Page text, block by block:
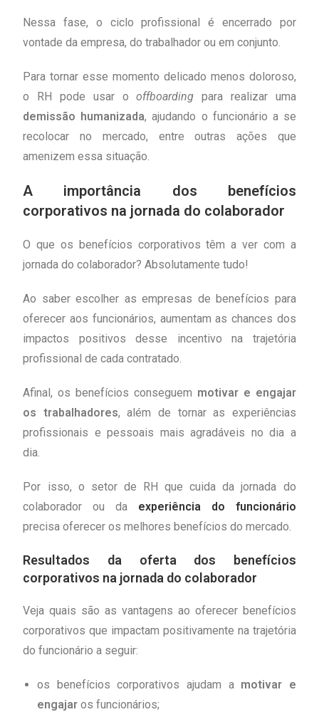
Nessa fase, o ciclo profissional é encerrado por
vontade da empresa, do trabalhador ou em conjunto.
Para tornar esse momento delicado menos doloroso,
o RH pode usar ooffboarding para realizar uma
demissão humanizada, ajudando o funcionário a se
recolocar no mercado, entre outras ações que
amenizem essa situação.
A importância dos benefícios
corporativos na jornada do colaborador
O que os benefícios corporativos têm a ver com a
jornada do colaborador? Absolutamente tudo!
Ao saber escolher as empresas de benefícios para
oferecer aos funcionários, aumentam as chances dos
impactos positivos desse incentivo na trajetória
profissional de cada contratado.
Afinal, os benefícios conseguem motivar e engajar
os trabalhadores, além de tornar as experiências
profissionais e pessoais mais agradáveis no dia a
dia.
Por isso, o setor de RH que cuida da jornada do
colaborador ou da experiência do funcionário
precisa oferecer os melhores benefícios do mercado.
Resultados da oferta dos benefícios
corporativos na jornada do colaborador
Veja quais são as vantagens ao oferecer benefícios
corporativos que impactam positivamente na trajetória
do funcionário a seguir:
os benefícios corporativos ajudam a motivar e
engajaros funcionários;